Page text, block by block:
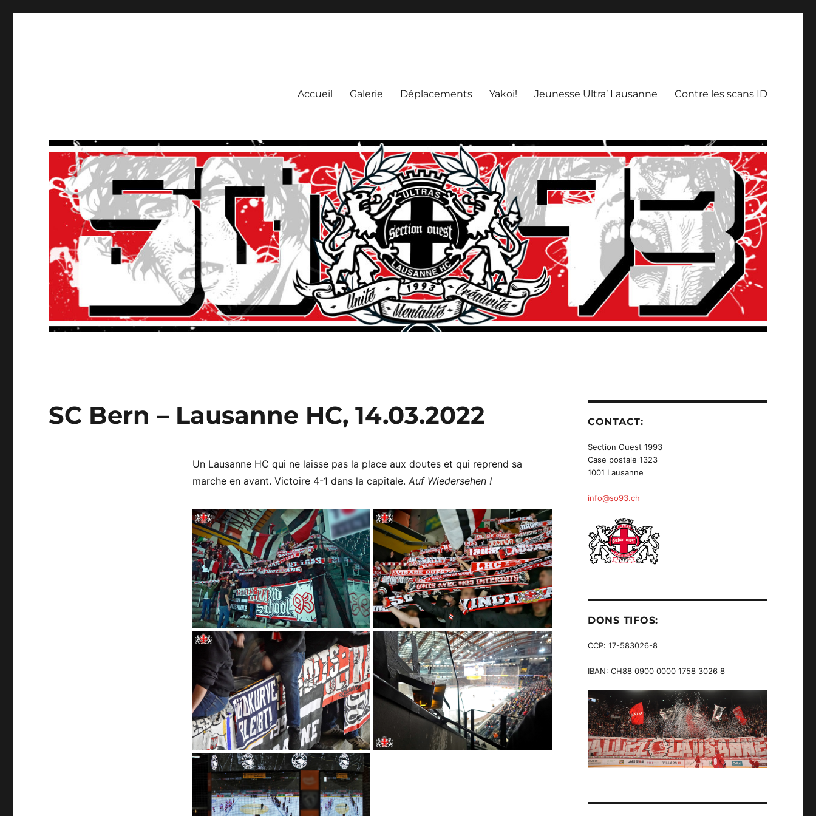
Accueil Galerie Déplacements Yakoi! Jeunesse Ultra’ Lausanne Contre les scans ID
SC Bern – Lausanne HC, 14.03.2022
Un Lausanne HC qui ne laisse pas la place aux doutes et qui reprend sa
marche en avant. Victoire 4-1 dans la capitale. Auf Wiedersehen !
CONTACT:
Section Ouest 1993
Case postale 1323
1001 Lausanne
info@so93.ch
DONS TIFOS:
CCP: 17-583026-8
IBAN: CH88 0900 0000 1758 3026 8